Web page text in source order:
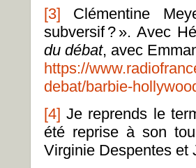
[3] Clémentine
subversif ? ». Avec
du débat, avec
https://
debat/barbie-
[4] Je reprends le
été reprise à son
Virginie Despentes et